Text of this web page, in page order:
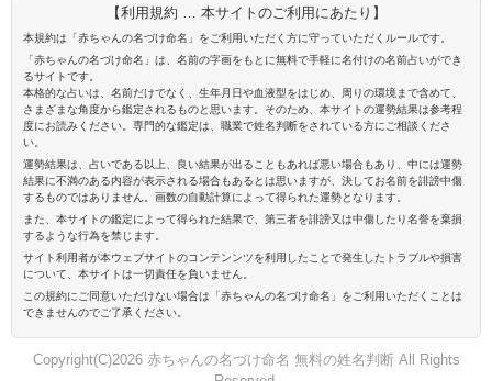
【利用規約 … 本サイトのご利用にあたり】
本規約は「赤ちゃんの名づけ命名」をご利用いただく方に守っていただくルールです。
「赤ちゃんの名づけ命名」は、名前の字画をもとに無料で手軽に名付けの名前占いができ
るサイトです。
本格的な占いは、名前だけでなく、生年月日や血液型をはじめ、周りの環境まで含めて、
さまざまな角度から鑑定されるものと思います。そのため、本サイトの運勢結果は参考程
度にお読みください。専門的な鑑定は、職業で姓名判断をされている方にご相談くださ
い。
運勢結果は、占いである以上、良い結果が出ることもあれば悪い場合もあり、中には運勢
結果に不満のある内容が表示される場合もあるとは思いますが、決してお名前を誹謗中傷
するものではありません。画数の自動計算によって得られた運勢となります。
また、本サイトの鑑定によって得られた結果で、第三者を誹謗又は中傷したり名誉を棄損
するような行為を禁じます。
サイト利用者が本ウェブサイトのコンテンンツを利用したことで発生したトラブルや損害
について、本サイトは一切責任を負いません。
この規約にご同意いただけない場合は「赤ちゃんの名づけ命名」をご利用いただくことは
できませんのでご了承ください。
Copyright(C)2026 赤ちゃんの名づけ命名 無料の姓名判断 All Rights